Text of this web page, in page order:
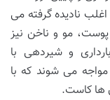
نادیده گرفته می
مو و ناخن نیز
و شیردهی با
می شوند که با
ها کاست.